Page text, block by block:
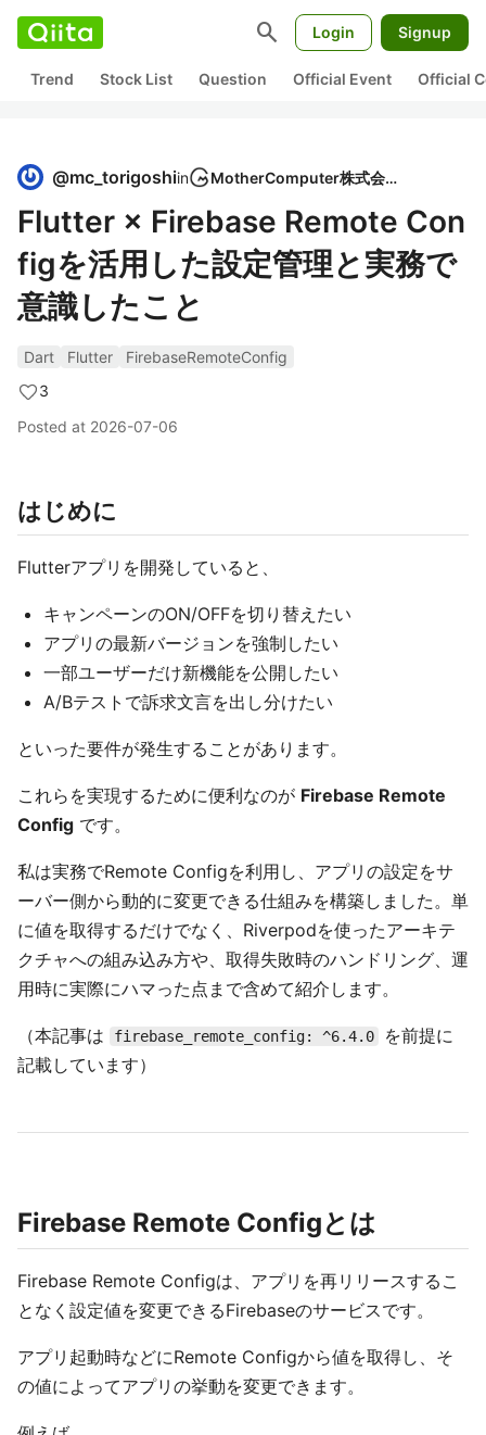
search Login Signup
Trend Stock List Question Official Event Official
@mc_torigoshiin MotherComputer株式会社
Flutter × Firebase Remote Con
figを活用した設定管理と実務で
意識したこと
Dart Flutter
FirebaseRemoteConfig
3
Posted at 2026-07-06
はじめに
Flutterアプリを開発していると、
キャンペーンのON/OFFを切り替えたい
アプリの最新バージョンを強制したい
一部ユーザーだけ新機能を公開したい
A/Bテストで訴求文言を出し分けたい
といった要件が発生することがあります。
これらを実現するために便利なのが Firebase Remote
Config です。
私は実務でRemote Configを利用し、アプリの設定をサ
ーバー側から動的に変更できる仕組みを構築しました。単
に値を取得するだけでなく、Riverpodを使ったアーキテ
クチャへの組み込み方や、取得失敗時のハンドリング、運
用時に実際にハマった点まで含めて紹介します。
（本記事は firebase_remote_config: ^6.4.0
を前提に
記載しています）
Firebase Remote Configとは
Firebase Remote Configは、アプリを再リリースするこ
となく設定値を変更できるFirebaseのサービスです。
アプリ起動時などにRemote Configから値を取得し、そ
の値によってアプリの挙動を変更できます。